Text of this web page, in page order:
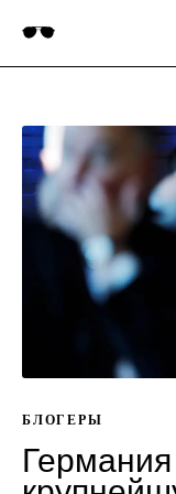
Пояснения
БЛОГЕРЫ